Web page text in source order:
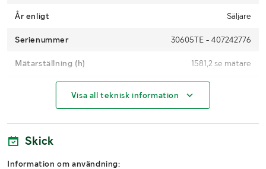
År enligt Säljare
Serienummer 30605TE - 407242776
Mätarställning (h) 1581,2 se mätare
Klippenheter / antal blad
Drivmedel
MÅTT OCH VIKT:
Visa all teknisk information
Skick
Information om användning: